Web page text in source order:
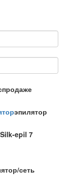
эпилятор
Silk-epil 7
сеть